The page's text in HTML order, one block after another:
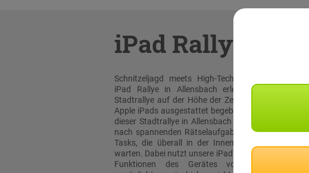
iPad Rallye
Schnitzeljagd meets High-Tech: Bei unserer
iPad Rallye in Allensbach erleben sie eine
Stadtrallye auf der Höhe der Zeit! Mit original
Apple iPads ausgestattet begeben Sie sich bei
dieser Stadtrallye in Allensbach auf die Suche
nach spannenden Rätselaufgaben und Team-
Tasks, die überall in der Innenstadt auf Sie
warten. Dabei nutzt unsere iPad Rallye App die
Funktionen des Gerätes voll aus und